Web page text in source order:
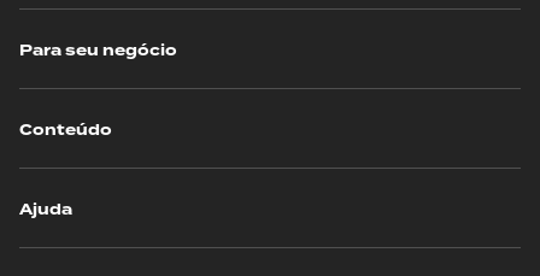
Para seu negócio
Conteúdo
Ajuda